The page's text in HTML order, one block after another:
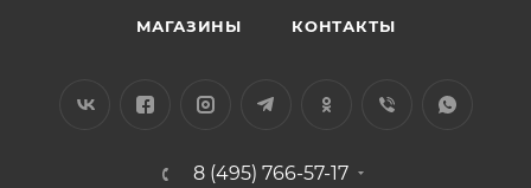
МАГАЗИНЫ КОНТАКТЫ
8 (495) 766-57-17